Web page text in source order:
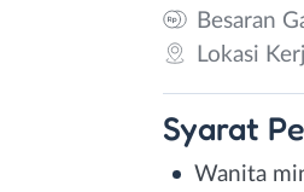
Besaran
Lokasi
Syarat
Wanita